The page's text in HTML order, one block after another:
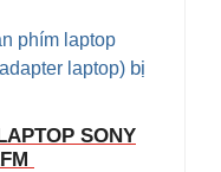
phím laptop
laptop) bị
SONY